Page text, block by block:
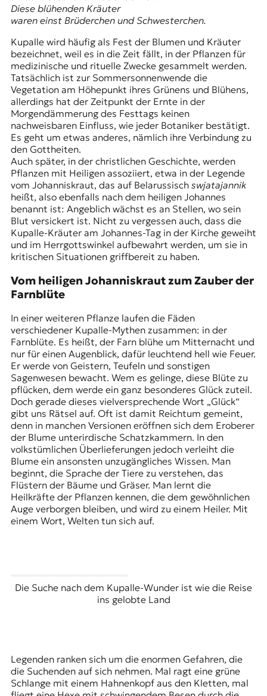
Diese blühenden Kräuter
waren einst Brüderchen und Schwesterchen.
Kupalle wird häufig als Fest der Blumen und Kräuter
bezeichnet, weil es in die Zeit fällt, in der Pflanzen für
medizinische und rituelle Zwecke gesammelt werden.
Tatsächlich ist zur Sommersonnenwende die
Vegetation am Höhepunkt ihres Grünens und Blühens,
allerdings hat der Zeitpunkt der Ernte in der
Morgendämmerung des Festtags keinen
nachweisbaren Einfluss, wie jeder Botaniker bestätigt.
Es geht um etwas anderes, nämlich ihre Verbindung zu
den Gottheiten.
Auch später, in der christlichen Geschichte, werden
Pflanzen mit Heiligen assoziiert, etwa in der Legende
vom Johanniskraut, das auf Belarussisch swjatajannik
heißt, also ebenfalls nach dem heiligen Johannes
benannt ist: Angeblich wächst es an Stellen, wo sein
Blut versickert ist. Nicht zu vergessen auch, dass die
Kupalle-Kräuter am Johannes-Tag in der Kirche geweiht
und im Herrgottswinkel aufbewahrt werden, um sie in
kritischen Situationen griffbereit zu haben.
Vom heiligen Johanniskraut zum Zauber der
Farnblüte
In einer weiteren Pflanze laufen die Fäden
verschiedener Kupalle-Mythen zusammen: in der
Farnblüte. Es heißt, der Farn blühe um Mitternacht und
nur für einen Augenblick, dafür leuchtend hell wie Feuer.
Er werde von Geistern, Teufeln und sonstigen
Sagenwesen bewacht. Wem es gelinge, diese Blüte zu
pflücken, dem werde ein ganz besonderes Glück zuteil.
Doch gerade dieses vielversprechende Wort „Glück“
gibt uns Rätsel auf. Oft ist damit Reichtum gemeint,
denn in manchen Versionen eröffnen sich dem Eroberer
der Blume unterirdische Schatzkammern. In den
volkstümlichen Überlieferungen jedoch verleiht die
Blume ein ansonsten unzugängliches Wissen. Man
beginnt, die Sprache der Tiere zu verstehen, das
Flüstern der Bäume und Gräser. Man lernt die
Heilkräfte der Pflanzen kennen, die dem gewöhnlichen
Auge verborgen bleiben, und wird zu einem Heiler. Mit
einem Wort, Welten tun sich auf.
Die Suche nach dem Kupalle-Wunder ist wie die Reise
ins gelobte Land
Legenden ranken sich um die enormen Gefahren, die
die Suchenden auf sich nehmen. Mal ragt eine grüne
Schlange mit einem Hahnenkopf aus den Kletten, mal